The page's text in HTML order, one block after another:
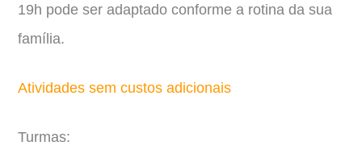
19h pode ser adaptado conforme a rotina da sua
família.
Atividades sem custos adicionais
Turmas: